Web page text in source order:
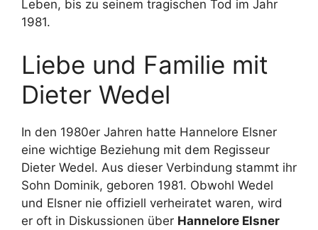
Leben, bis zu seinem tragischen Tod im Jahr
1981.
Liebe und Familie mit
Dieter Wedel
In den 1980er Jahren hatte Hannelore Elsner
eine wichtige Beziehung mit dem Regisseur
Dieter Wedel. Aus dieser Verbindung stammt ihr
Sohn Dominik, geboren 1981. Obwohl Wedel
und Elsner nie offiziell verheiratet waren, wird
er oft in Diskussionen über Hannelore Elsner